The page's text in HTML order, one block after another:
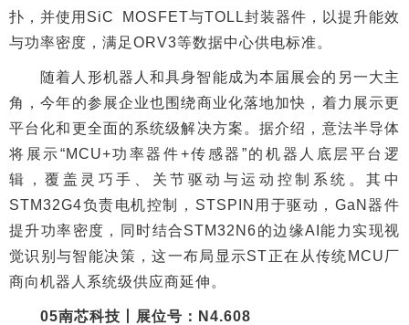
扑，并使用SiC MOSFET与TOLL封装器件，以提升能效
与功率密度，满足ORV3等数据中心供电标准。
随着人形机器人和具身智能成为本届展会的另一大主
角，今年的参展企业也围绕商业化落地加快，着力展示更
平台化和更全面的系统级解决方案。据介绍，意法半导体
将展示“MCU+功率器件+传感器”的机器人底层平台逻
辑，覆盖灵巧手、关节驱动与运动控制系统。其中
STM32G4负责电机控制，STSPIN用于驱动，GaN器件
提升功率密度，同时结合STM32N6的边缘AI能力实现视
觉识别与智能决策，这一布局显示ST正在从传统MCU厂
商向机器人系统级供应商延伸。
05南芯科技丨展位号：N4.608